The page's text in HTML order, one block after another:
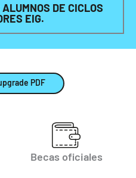
DE CICLOS
EIG.
PDF
Becas oficiales